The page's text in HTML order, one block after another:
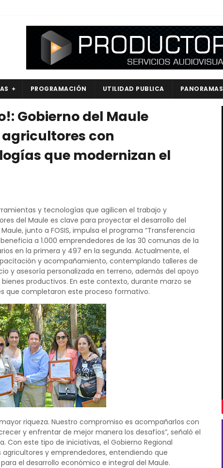
PROGRAMACIÓN UTILIDAD PUBLICA PANORAMAS
Gobierno del Maule
con
que modernizan el
y tecnologías que agilicen el trabajo y
del Maule es clave para proyectar el desarrollo del
junto a FOSIS, impulsa el programa “Transferencia
a 1.000 emprendedores de las 30 comunas de la
en la primera y 497 en la segunda. Actualmente, el
y acompañamiento, contemplando talleres de
y asesoría personalizada en terreno, además del apoyo
productivos. En este contexto, durante marzo se
que completaron este proceso formativo.
riqueza. Nuestro compromiso es acompañarlos con
y enfrentar de mejor manera los desafíos”, señaló el
Con este tipo de iniciativas, el Gobierno Regional
y emprendedores, entendiendo que
el desarrollo económico e integral del Maule.